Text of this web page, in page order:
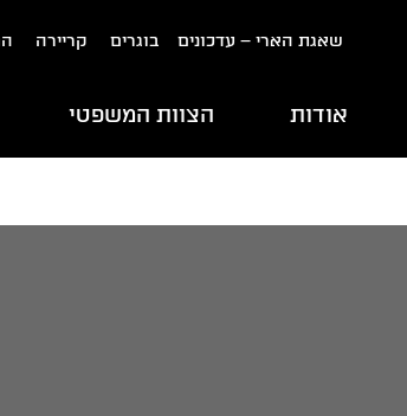
שאגת הארי – עדכונים בוגרים קריירה
אודות הצוות המשפטי